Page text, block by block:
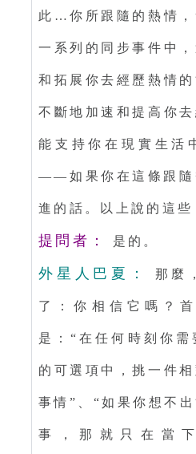
此…你所跟隨的熱情，
一系列的同步事件中
和拓展你去經歷熱情
不斷地加速和提高你
能支持你在現實生活
——如果你在這條跟隨
進的話。以上說的這些
提問者： 是的。
外星人巴夏： 那麼
了：你相信它嗎？
是：“在任何時刻你需
的可選項中，挑一件
事情”、“如果你想不
事，那就只在當